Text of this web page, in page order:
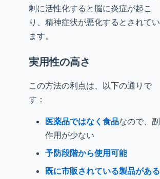
剰に活性化すると脳に炎症が起こ
り、精神症状が悪化するとされてい
ます。
実用性の高さ
この方法の利点は、以下の通りで
す：
医薬品ではなく食品なので、副
作用が少ない
予防段階から使用可能
既に市販されている製品がある